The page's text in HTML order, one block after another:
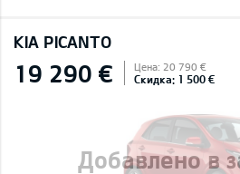
KIA PICANTO
Добавлено в
19 290 € Цена: 20 790 €
Скидка: 1 500 €